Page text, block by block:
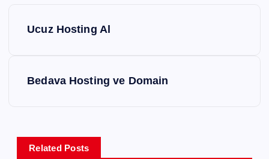
g
Ucuz Hosting Al
Bedava Hosting ve Domain
Related Posts